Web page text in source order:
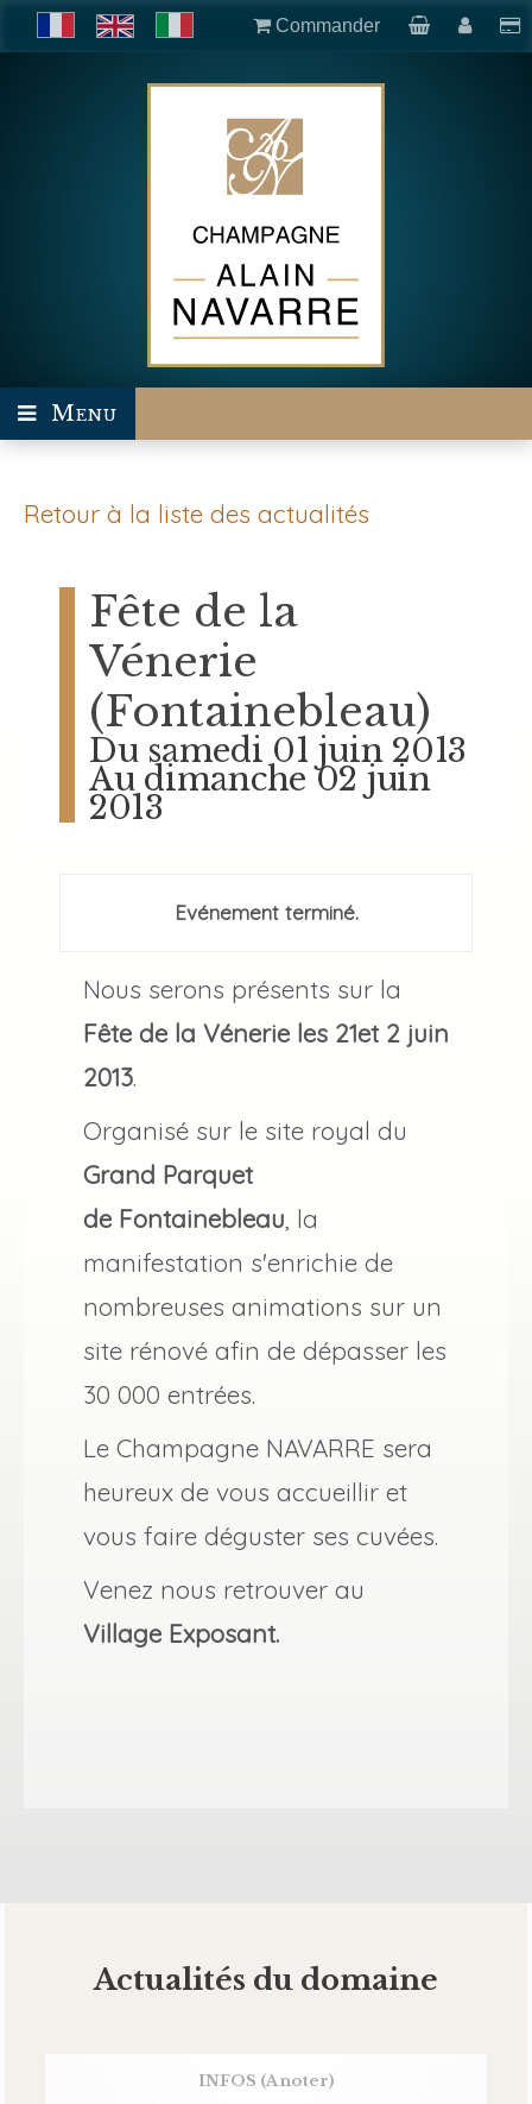
Menu
Retour à la liste des actualités
Fête de la
Vénerie
(Fontainebleau)
Du samedi 01 juin 2013
Au dimanche 02 juin
2013
Evénement terminé.
Nous serons présents sur la
Fête de la Vénerie les 21et 2 juin
2013.
Organisé sur le site royal du
Grand Parquet
de Fontainebleau , la
manifestation s'enrichie de
nombreuses animations sur un
site rénové afin de dépasser les
30 000 entrées.
Le Champagne NAVARRE sera
heureux de vous accueillir et
vous faire déguster ses cuvées.
Venez nous retrouver au
Village Exposant.
Actualités du domaine
INFOS (A noter)
Commander